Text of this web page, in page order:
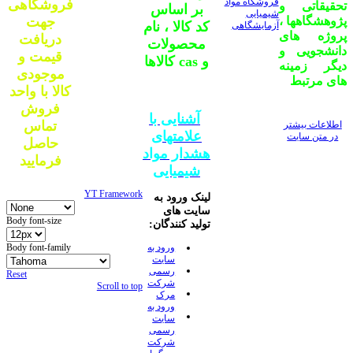
تحقیقاتی و
پژوهشگاهها ،
پروژه های
دانشجویی و
دیگر زمینه
های مرتبط
اطلاعات بیشتر
در متن سایت
شیمیایی
آزمایشگاهی
بر اساس
کد کالا ، نام
محصولات
و casکالاها
آشنایی با
علامتهای
هشدار مواد
شیمیایی
لینک ورود به
سایت های
تولید کنندگان:
ورود به
سایت
رسمی
شرکت
مرک
ورود به
سایت
رسمی
شرکت
فروشگاهی
جهت
دریافت
قیمت و
موجودی
کالا با واحد
فروش
تماس
حاصل
فرمایید
YT Framework
Body font-size
Body font-family
Reset
Scroll to top